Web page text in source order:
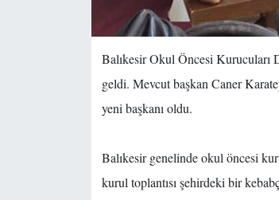
Balıkesir Okul Öncesi Kurucuları
geldi. Mevcut başkan Caner
yeni başkanı oldu.
Balıkesir genelinde okul öncesi
kurul toplantısı şehirdeki bir